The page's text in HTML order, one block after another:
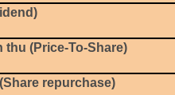
thu (Price-To-Share)
repurchase)